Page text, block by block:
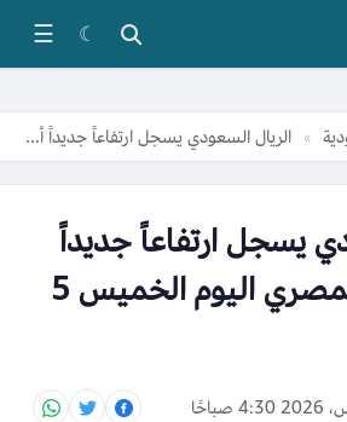
☾
☰
» الريال السعودي يسجل ارتفاعاً جديداً أمام الجنيه المصري اليوم الخميس 5 مارس 2026
يسجل ارتفاعاً جديداً
أمام الجنيه المصري اليوم الخميس 5